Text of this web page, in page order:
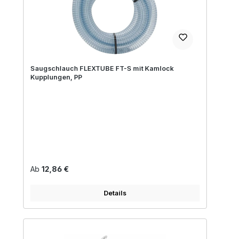
Saugschlauch FLEXTUBE FT-S mit Kamlock
Kupplungen, PP
Regulärer Preis:
Ab 12,86 €
Details